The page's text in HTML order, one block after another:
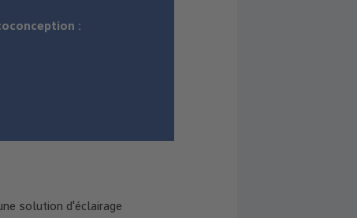
:
solution d'éclairage